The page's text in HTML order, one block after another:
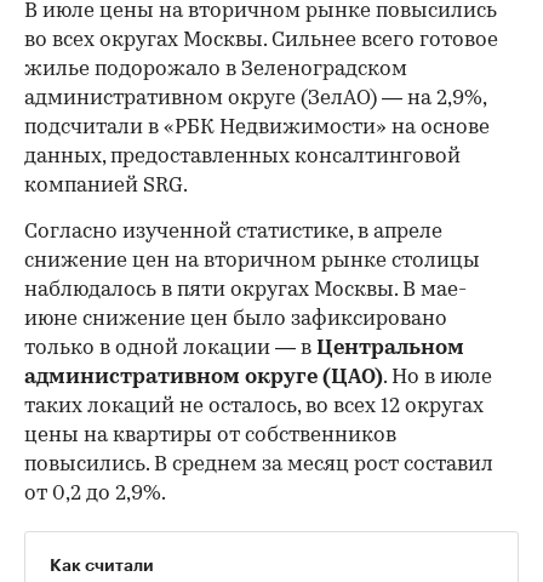
В июле цены на вторичном рынке повысились
во всех округах Москвы. Сильнее всего готовое
жилье подорожало в Зеленоградском
административном округе (ЗелАО) — на 2,9%,
подсчитали в «РБК Недвижимости» на основе
данных, предоставленных консалтинговой
компанией SRG.
Согласно изученной статистике, в апреле
снижение цен на вторичном рынке столицы
наблюдалось в пяти округах Москвы. В мае-
июне снижение цен было зафиксировано
только в одной локации — в Центральном
административном округе (ЦАО). Но в июле
таких локаций не осталось, во всех 12 округах
цены на квартиры от собственников
повысились. В среднем за месяц рост составил
от 0,2 до 2,9%.
Как считали